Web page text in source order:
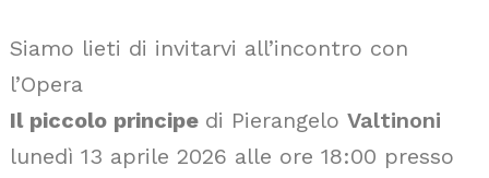
Siamo lieti di invitarvi all’incontro con
l’Opera
Il piccolo principe di Pierangelo Valtinoni
lunedì 13 aprile 2026 alle ore 18:00 presso